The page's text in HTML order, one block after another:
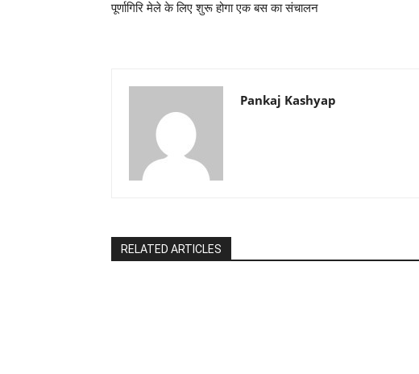
पूर्णागिरि मेले के लिए शुरू होगा एक बस का संचालन
Pankaj Kashyap
RELATED ARTICLES